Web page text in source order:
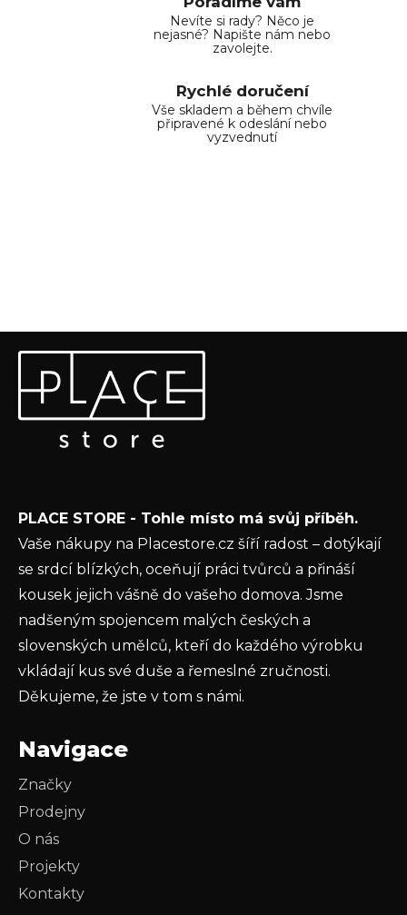
Nevíte si rady? Něco je
nejasné? Napište nám nebo
zavolejte.
Rychlé doručení
Vše skladem a během chvíle
připravené k odeslání nebo
vyzvednutí
Odebírat newsletter
Vložte svůj e-mail a my vám budeme zasílat informace o
nových produktech na našem e-shopu.
ochrany osobních údajů
PŘIHLÁSIT SE
PLACE STORE - Tohle místo má svůj příběh.
Vaše nákupy na Placestore.cz šíří radost – dotýkají
se srdcí blízkých, oceňují práci tvůrců a přináší
kousek jejich vášně do vašeho domova. Jsme
nadšeným spojencem malých českých a
slovenských umělců, kteří do každého výrobku
vkládají kus své duše a řemeslné zručnosti.
Děkujeme, že jste v tom s námi.
Navigace
Značky
Prodejny
O nás
Projekty
Kontakty